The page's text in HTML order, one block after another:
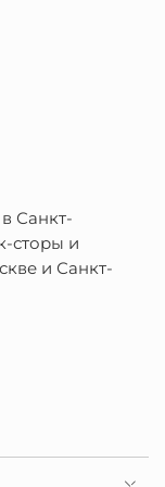
Санкт-
сторы и
и Санкт-